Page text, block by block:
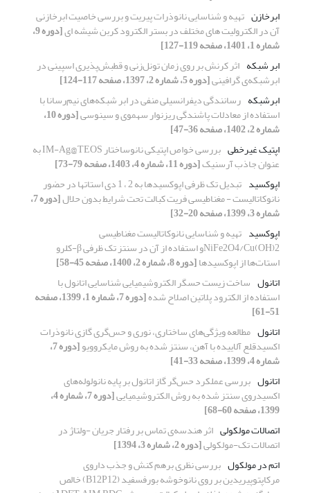
ابرخازن تهیه و شناسایی نانوذرات پیریت و بررسی خاصیت ابرخازنی
آن در الکترولیت های مختلف در بستر الکترود کربن شیشه ای [دوره 9،
شماره 1، 1401، صفحه 119-127]
ابر شبکه اثر کرنش بر روی زمان تونل‌زنی و قطبش‌پذیری اسپینی در
ابرشبکه‌ی گرافینی[دوره 5، شماره 2، 1397، صفحه 117-124]
ابرشبکه رسانندگی دیفرانسیلی منفی در ابر شبکه‌های نیم‌رسانا با
استفاده از معادلات پاشندگی ریزنوار سهموی و سینوسی [دوره 10،
شماره 2، 1402، صفحه 36-47]
اپتیک غیرخطی
بررسی خواص اپتیکی نانوساختار IM-Ag@TEOS به
عنوان جاذب آرسنیک[دوره 11، شماره 4، 1403، صفحه 79-73]
اپوکسید
تبدیل تک ظرفی اپوکسیدها به 2 ، 1 دی استاتها در حضور
نانوکاتالیست - مغناطیسی فریت کبالت تحت شرایط بدون حلال [دوره 7،
شماره 3، 1399، صفحه 20-32]
اپوکسید تهیه و شناسایی نانوکاتالیست مغناطیسی
NiFe2O4/Cu(OH)2و استفاده از آن در سنتز تک ظرفی β-کلرو
استات‌ها از اپوکسیدها[دوره 8، شماره 2، 1400، صفحه 45-58]
اتانول ساخت زیست حسگر الکتروشیمیایی شناسایی اتانول با
استفاده از الکترود پلاتین اصلاح شده [دوره 7، شماره 1، 1399، صفحه
51-61]
اتانول مطالعه ویژگی‌های ساختاری، نوری و حس‌گری گازی نانوذرات
اکسیدقلع آلاییده با آهن، سنتز شده به روش مایکروویو [دوره 7،
شماره 4، 1399، صفحه 33-41]
اتانول بررسی عملکرد حس‌گر گاز اتانول بر پایه نانولوله‌های
اکسیدروی سنتز شده به روش الکتروشیمیایی [دوره 7، شماره 4،
1399، صفحه 60-68]
اتصالات مولکولی اثر هندسه‌ی تماس بر رفتار جریان -ولتاژ در
اتصالات تک-مولکولی[دوره 2، شماره 3، 1394]
اتم در مولکول بررسی نظری برهم کنش و جذب داروی
مرکاپتوپیریدین بر روی نانوخوشه بورفسفید (B12P12) خالص